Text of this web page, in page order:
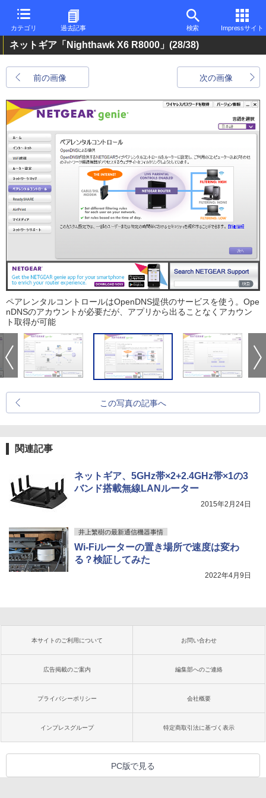
カテゴリ 過去記事 検索 Impressサイト
ネットギア「Nighthawk X6 R8000」 (28/38)
前の画像 次の画像
ペアレンタルコントロールはOpenDNS提供のサービスを使う。Ope
nDNSのアカウントが必要だが、アプリから出ることなくアカウン
ト取得が可能
この写真の記事へ
関連記事
ネットギア、5GHz帯×2+2.4GHz帯×1の3
バンド搭載無線LANルーター
2015年2月24日
井上繁樹の最新通信機器事情
Wi-Fiルーターの置き場所で速度は変わ
る？検証してみた
2022年4月9日
本サイトのご利用について お問い合わせ
広告掲載のご案内 編集部へのご連絡
プライバシーポリシー 会社概要
インプレスグループ 特定商取引法に基づく表示
PC版で見る